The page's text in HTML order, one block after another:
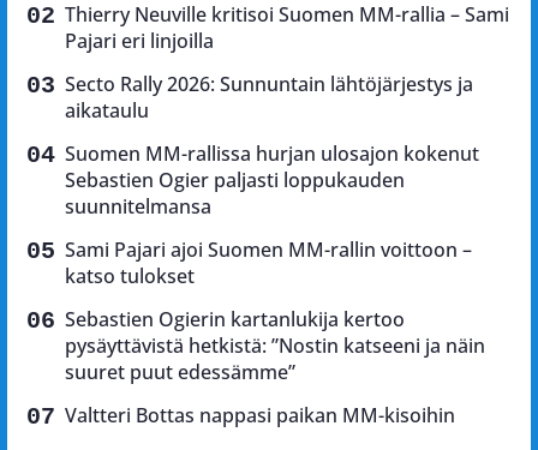
Thierry Neuville kritisoi Suomen MM-rallia – Sami
Pajari eri linjoilla
Secto Rally 2026: Sunnuntain lähtöjärjestys ja
aikataulu
Suomen MM-rallissa hurjan ulosajon kokenut
Sebastien Ogier paljasti loppukauden
suunnitelmansa
Sami Pajari ajoi Suomen MM-rallin voittoon –
katso tulokset
Sebastien Ogierin kartanlukija kertoo
pysäyttävistä hetkistä: ”Nostin katseeni ja näin
suuret puut edessämme”
Valtteri Bottas nappasi paikan MM-kisoihin